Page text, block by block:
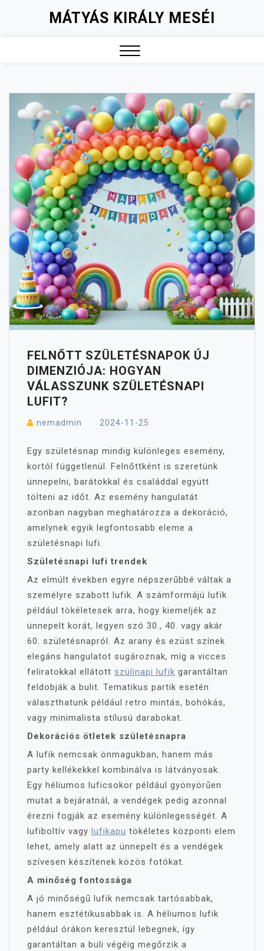
MÁTYÁS KIRÁLY MESÉI
FELNŐTT SZÜLETÉSNAPOK ÚJ
DIMENZIÓJA: HOGYAN
VÁLASSZUNK SZÜLETÉSNAPI
LUFIT?
nemadmin 2024-11-25
Egy születésnap mindig különleges esemény,
kortól függetlenül. Felnőttként is szeretünk
ünnepelni, barátokkal és családdal együtt
tölteni az időt. Az esemény hangulatát
azonban nagyban meghatározza a dekoráció,
amelynek egyik legfontosabb eleme a
születésnapi lufi.
Születésnapi lufi trendek
Az elmúlt években egyre népszerűbbé váltak a
személyre szabott lufik. A számformájú lufik
például tökéletesek arra, hogy kiemeljék az
ünnepelt korát, legyen szó 30., 40. vagy akár
60. születésnapról. Az arany és ezüst színek
elegáns hangulatot sugároznak, míg a vicces
feliratokkal ellátott szülinapi lufik garantáltan
feldobják a bulit. Tematikus partik esetén
választhatunk például retro mintás, bohókás,
vagy minimalista stílusú darabokat.
Dekorációs ötletek születésnapra
A lufik nemcsak önmagukban, hanem más
party kellékekkel kombinálva is látványosak.
Egy héliumos luficsokor például gyönyörűen
mutat a bejáratnál, a vendégek pedig azonnal
érezni fogják az esemény különlegességét. A
lufiboltív vagy lufikapu tökéletes központi elem
lehet, amely alatt az ünnepelt és a vendégek
szívesen készítenek közös fotókat.
A minőség fontossága
A jó minőségű lufik nemcsak tartósabbak,
hanem esztétikusabbak is. A héliumos lufik
például órákon keresztül lebegnek, így
garantáltan a buli végéig megőrzik a